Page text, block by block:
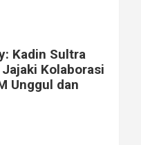
Kadin Sultra
Jajaki Kolaborasi
Unggul dan